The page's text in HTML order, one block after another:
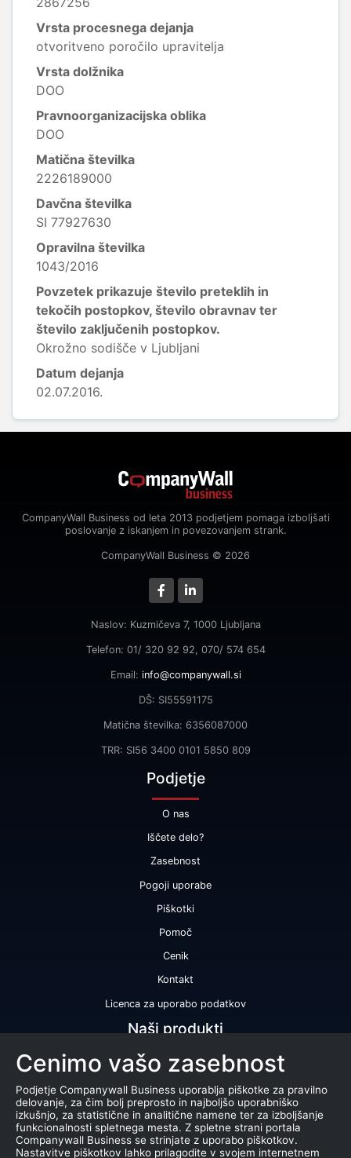
Vrsta procesnega dejanja
otvoritveno poročilo upravitelja
Vrsta dolžnika
DOO
Pravnoorganizacijska oblika
DOO
Matična številka
2226189000
Davčna številka
SI 77927630
Opravilna številka
1043/2016
Povzetek prikazuje število preteklih in
tekočih postopkov, število obravnav ter
število zaključenih postopkov.
Okrožno sodišče v Ljubljani
Datum dejanja
02.07.2016.
CompanyWall Business od leta 2013 podjetjem pomaga izboljšati
poslovanje z iskanjem in povezovanjem strank.
CompanyWall Business © 2026
Naslov: Kuzmičeva 7, 1000 Ljubljana
Telefon: 01/ 320 92 92, 070/ 574 654
Email: info@companywall.si
DŠ: SI55591175
Matična številka: 6356087000
TRR: SI56 3400 0101 5850 809
Podjetje
O nas
Iščete delo?
Zasebnost
Pogoji uporabe
Piškotki
Pomoč
Cenik
Kontakt
Licenca za uporabo podatkov
Naši produkti
Bonitetna ocena
Bonitetno poročilo
Certifikat bonitetne odličnosti
Produkti
Cenimo vašo zasebnost
Podjetje Companywall Business uporablja piškotke za pravilno
delovanje, za čim bolj preprosto in najboljšo uporabniško
izkušnjo, za statistične in analitične namene ter za izboljšanje
funkcionalnosti spletnega mesta. Z spletne strani portala
Companywall Business se strinjate z uporabo piškotkov.
Nastavitve piškotkov lahko prilagodite v svojem internetnem